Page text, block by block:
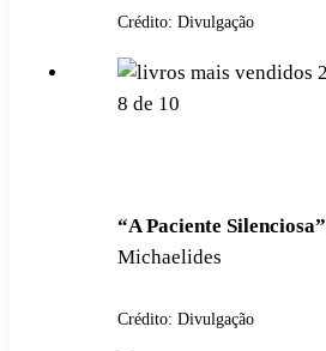
Crédito: Divulgação
8 de 10
“A Paciente Silenciosa”
Michaelides
Crédito: Divulgação